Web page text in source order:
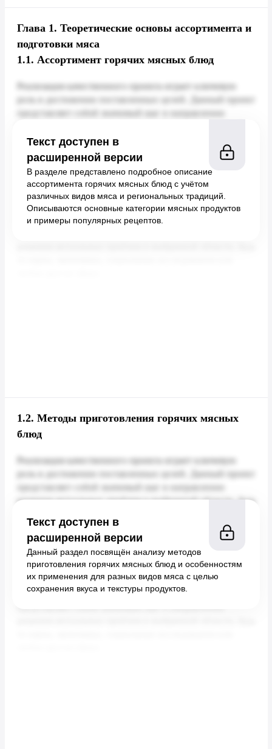
Глава 1. Теоретические основы ассортимента и
подготовки мяса
1.1. Ассортимент горячих мясных блюд
Текст доступен в
расширенной версии
В разделе представлено подробное описание
ассортимента горячих мясных блюд с учётом
различных видов мяса и региональных традиций.
Описываются основные категории мясных продуктов
и примеры популярных рецептов.
1.2. Методы приготовления горячих мясных
блюд
Текст доступен в
расширенной версии
Данный раздел посвящён анализу методов
приготовления горячих мясных блюд и особенностям
их применения для разных видов мяса с целью
сохранения вкуса и текстуры продуктов.